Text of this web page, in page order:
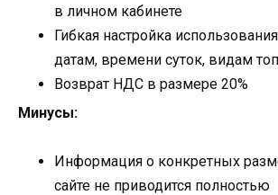
в личном кабинете
Гибкая настройка
датам, времени суток, видам
Возврат НДС в размере 20%
Минусы:
Информация о конкретных
сайте не приводится полностью